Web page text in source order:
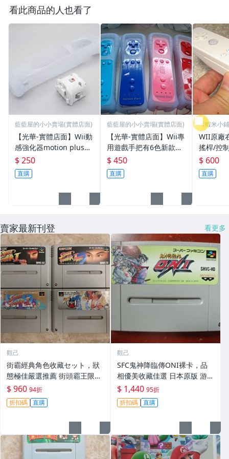
看此商品的人也看了
藍藍屋的小小賣場(實體店面)
【光華-實體店面】Wii動
感強化器motion plus白
色含半透明果凍套全新品
裸裝特價供應中可自取~
$ 250
直購
藍藍屋的小小賣場(實體店面)
【光華-實體店面】Wii專
用遊戲手把有6色新款內
建強化器(motion 2in1)
單賣右手把特價供應中可
自取~
$ 450
直購
《蝦米小
免運
WII原廠
搖桿/控
繩 白色
購價600
鋪》
$ 600
直購
賣家最新刊登 看更多
觀己
街霸經典角色收藏セット，狀
態極佳嚴選推薦 街頭霸王限定
款，成色優異收藏家必入 1/6
比例模型
$ 960 94折
折扣碼 直購
觀己
SFC鬼神降臨傳ONI裸卡，品
相優美收藏佳選 日本原版 游戲
卡帶
$ 1,440 95折
折扣碼 直購